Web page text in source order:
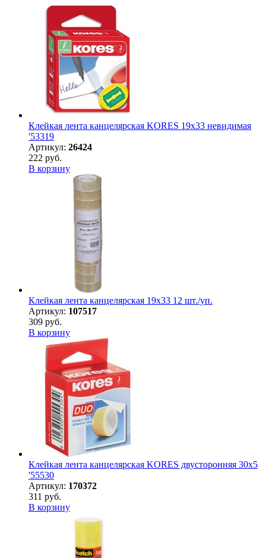
Клейкая лента канцелярская KORES 19х33 невидимая
'53319
Артикул: 26424
222 руб.
В корзину
Клейкая лента канцелярская 19х33 12 шт./уп.
Артикул: 107517
309 руб.
В корзину
Клейкая лента канцелярская KORES двусторонняя 30х5
'55530
Артикул: 170372
311 руб.
В корзину